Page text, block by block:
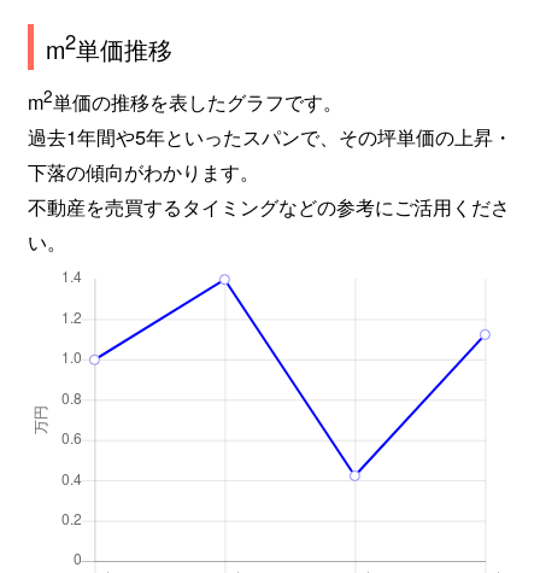
m2単価推移
m2単価の推移を表したグラフです。
過去1年間や5年といったスパンで、その坪単価の上昇・
下落の傾向がわかります。
不動産を売買するタイミングなどの参考にご活用くださ
い。